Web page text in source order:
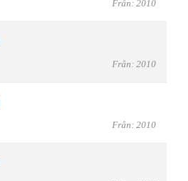
Från: 2010
Från: 2010
Från: 2010